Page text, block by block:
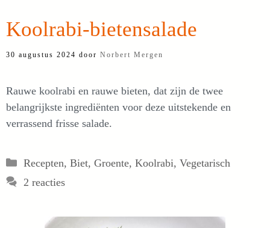
Koolrabi-bietensalade
30 augustus 2024 door Norbert Mergen
Rauwe koolrabi en rauwe bieten, dat zijn de twee
belangrijkste ingrediënten voor deze uitstekende en
verrassend frisse salade.
Categorieën
Recepten, Biet, Groente, Koolrabi, Vegetarisch
2 reacties